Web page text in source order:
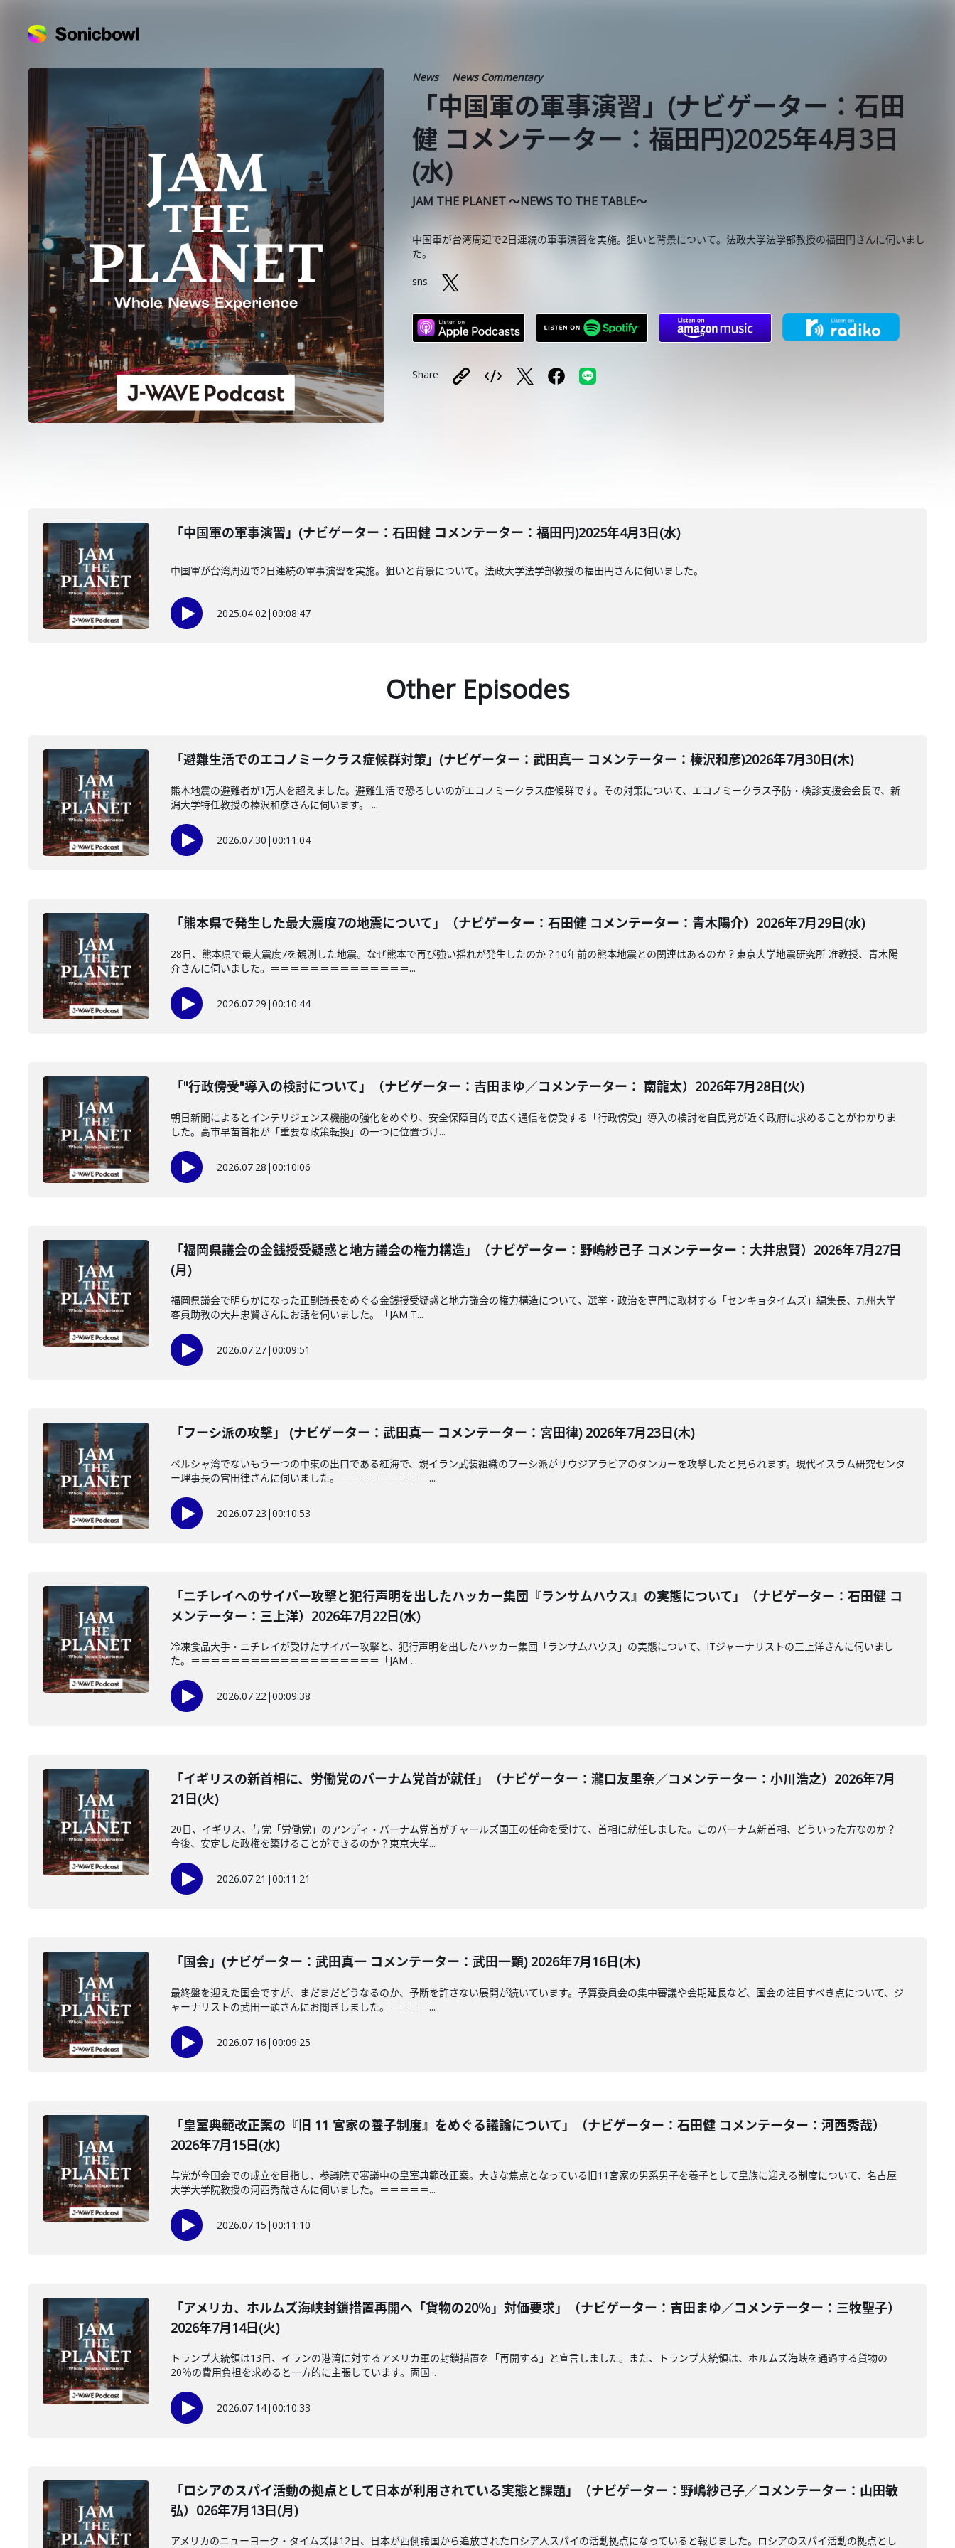
News News Commentary
「中国軍の軍事演習」(ナビゲーター：石田
健 コメンテーター：福田円)2025年4月3日
(水)
JAM THE PLANET ～NEWS TO THE TABLE～
中国軍が台湾周辺で2日連続の軍事演習を実施。狙いと背景について。法政大学法学部教授の福田円さんに伺いまし
た。
sns
Share
「中国軍の軍事演習」(ナビゲーター：石田健 コメンテーター：福田円)2025年4月3日(水)
中国軍が台湾周辺で2日連続の軍事演習を実施。狙いと背景について。法政大学法学部教授の福田円さんに伺いました。
2025.04.02|00:08:47
Other Episodes
「避難生活でのエコノミークラス症候群対策」(ナビゲーター：武田真一 コメンテーター：榛沢和彦)2026年7月30日(木)
熊本地震の避難者が1万人を超えました。避難生活で恐ろしいのがエコノミークラス症候群です。その対策について、エコノミークラス予防・検診支援会会長で、新
潟大学特任教授の榛沢和彦さんに伺います。 ...
2026.07.30 |00:11:04
「熊本県で発生した最大震度7の地震について」（ナビゲーター：石田健 コメンテーター：青木陽介）2026年7月29日(水)
28日、熊本県で最大震度7を観測した地震。なぜ熊本で再び強い揺れが発生したのか？10年前の熊本地震との関連はあるのか？東京大学地震研究所 准教授、青木陽
介さんに伺いました。＝＝＝＝＝＝＝＝＝＝＝＝＝＝...
2026.07.29 |00:10:44
「"行政傍受"導入の検討について」（ナビゲーター：吉田まゆ／コメンテーター： 南龍太）2026年7月28日(火)
朝日新聞によるとインテリジェンス機能の強化をめぐり、安全保障目的で広く通信を傍受する「行政傍受」導入の検討を自民党が近く政府に求めることがわかりま
した。高市早苗首相が「重要な政策転換」の一つに位置づけ...
2026.07.28 |00:10:06
「福岡県議会の金銭授受疑惑と地方議会の権力構造」（ナビゲーター：野嶋紗己子 コメンテーター：大井忠賢）2026年7月27日
(月)
福岡県議会で明らかになった正副議長をめぐる金銭授受疑惑と地方議会の権力構造について、選挙・政治を専門に取材する「センキョタイムズ」編集長、九州大学
客員助教の大井忠賢さんにお話を伺いました。「JAM T...
2026.07.27|00:09:51
「フーシ派の攻撃」 (ナビゲーター：武田真一 コメンテーター：宮田律) 2026年7月23日(木)
ペルシャ湾でないもう一つの中東の出口である紅海で、親イラン武装組織のフーシ派がサウジアラビアのタンカーを攻撃したと見られます。現代イスラム研究センタ
ー理事長の宮田律さんに伺いました。＝＝＝＝＝＝＝＝＝...
2026.07.23 |00:10:53
「ニチレイへのサイバー攻撃と犯行声明を出したハッカー集団『ランサムハウス』の実態について」（ナビゲーター：石田健 コ
メンテーター：三上洋）2026年7月22日(水)
冷凍食品大手・ニチレイが受けたサイバー攻撃と、犯行声明を出したハッカー集団「ランサムハウス」の実態について、ITジャーナリストの三上洋さんに伺いまし
た。＝＝＝＝＝＝＝＝＝＝＝＝＝＝＝＝＝＝＝「JAM ...
2026.07.22|00:09:38
「イギリスの新首相に、労働党のバーナム党首が就任」（ナビゲーター：瀧口友里奈／コメンテーター：小川浩之）2026年7月
21日(火)
20日、イギリス、与党「労働党」のアンディ・バーナム党首がチャールズ国王の任命を受けて、首相に就任しました。このバーナム新首相、どういった方なのか？
今後、安定した政権を築けることができるのか？東京大学...
2026.07.21 |00:11:21
「国会」(ナビゲーター：武田真一 コメンテーター：武田一顕) 2026年7月16日(木)
最終盤を迎えた国会ですが、まだまだどうなるのか、予断を許さない展開が続いています。予算委員会の集中審議や会期延長など、国会の注目すべき点について、ジ
ャーナリストの武田一顕さんにお聞きしました。＝＝＝＝...
2026.07.16 |00:09:25
「皇室典範改正案の『旧 11 宮家の養子制度』をめぐる議論について」（ナビゲーター：石田健 コメンテーター：河西秀哉）
2026年7月15日(水)
与党が今国会での成立を目指し、参議院で審議中の皇室典範改正案。大きな焦点となっている旧11宮家の男系男子を養子として皇族に迎える制度について、名古屋
大学大学院教授の河西秀哉さんに伺いました。＝＝＝＝＝...
2026.07.15 |00:11:10
「アメリカ、ホルムズ海峡封鎖措置再開へ「貨物の20％」対価要求」（ナビゲーター：吉田まゆ／コメンテーター：三牧聖子）
2026年7月14日(火)
トランプ大統領は13日、イランの港湾に対するアメリカ軍の封鎖措置を「再開する」と宣言しました。また、トランプ大統領は、ホルムズ海峡を通過する貨物の
20％の費用負担を求めると一方的に主張しています。両国...
2026.07.14|00:10:33
「ロシアのスパイ活動の拠点として日本が利用されている実態と課題」（ナビゲーター：野嶋紗己子／コメンテーター：山田敏
弘）026年7月13日(月)
アメリカのニューヨーク・タイムズは12日、日本が西側諸国から追放されたロシア人スパイの活動拠点になっていると報じました。ロシアのスパイ活動の拠点とし